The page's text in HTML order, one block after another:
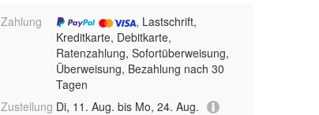
Zahlung
, Lastschrift,
Kreditkarte, Debitkarte,
Ratenzahlung, Sofortüberweisung,
Überweisung, Bezahlung nach 30
Tagen
Zustellung Di, 11. Aug. bis Mo, 24. Aug.